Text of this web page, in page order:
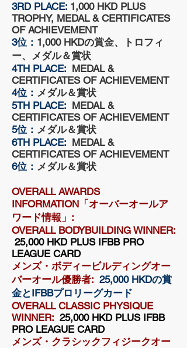
3RD PLACE: 1,000 HKD PLUS
TROPHY, MEDAL & CERTIFICATES
OF ACHIEVEMENT
3位： 1,000 HKDの賞金、 ト ロフィ
ー、メダル＆賞状
4TH PLACE: MEDAL &
CERTIFICATES OF ACHIEVEMENT
4位： メダル＆賞状
5TH PLACE: MEDAL &
CERTIFICATES OF ACHIEVEMENT
5位： メダル＆賞状
6TH PLACE: MEDAL &
CERTIFICATES OF ACHIEVEMENT
6位： メダル＆賞状
OVERALL AWARDS
INFORMATION「オーバーオールア
ワード情報」:
OVERALL BODYBUILDING WINNER:
25,000 HKD PLUS IFBB PRO
LEAGUE CARD
メンズ・ボディービルディングオー
バーオール優勝者: 25,000 HKDの賞
金とIFBBプロリーグカード
OVERALL CLASSIC PHYSIQUE
WINNER: 25,000 HKD PLUS IFBB
PRO LEAGUE CARD
メンズ・クラシックフィジークオー